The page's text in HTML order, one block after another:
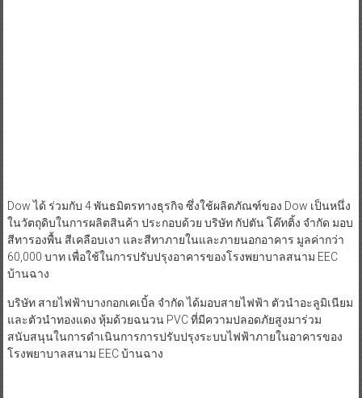
Dow ได้ ร่วมกับ 4 พันธมิตรทางธุรกิจ ซึ่งใช้ผลิตภัณฑ์ของ Dow เป็นหนึ่ง
ในวัตถุดิบในการผลิตสินค้า ประกอบด้วย บริษัท กัปตัน โค๊ทติ้ง จำกัด มอบ
สีทารองพื้น สีเคลือบเงา และสีทาภายในและภายนอกอาคาร มูลค่ากว่า
60,000 บาท เพื่อใช้ในการปรับปรุงอาคารของโรงพยาบาลสนาม EEC
บ้านฉาง
บริษัท สายไฟฟ้าบางกอกเคเบิ้ล จำกัด ได้มอบสายไฟฟ้า ตัวนำอะลูมิเนียม
และตัวนำทองแดง หุ้มด้วยฉนวน PVC ที่มีความปลอดภัยสูงมาร่วม
สนับสนุนในการดำเนินการการปรับปรุงระบบไฟฟ้าภายในอาคารของ
โรงพยาบาลสนาม EEC บ้านฉาง